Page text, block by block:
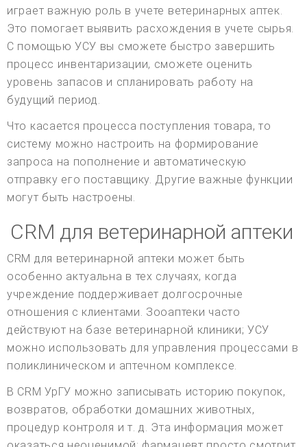
играет важную роль в учете ветеринарных аптек.
Это помогает выявить расхождения в учете сырья.
С помощью УСУ вы сможете быстро завершить
процесс инвентаризации, сможете оценить
уровень запасов и спланировать работу на
будущий период.
Что касается процесса поступления товара, то
систему можно настроить на формирование
запроса на пополнение и автоматическую
отправку его поставщику. Другие важные функции
могут быть настроены.
CRM для ветеринарной аптеки
CRM для ветеринарной аптеки может быть
особенно актуальна в тех случаях, когда
учреждение поддерживает долгосрочные
отношения с клиентами. Зооаптеки часто
действуют на базе ветеринарной клиники; УСУ
можно использовать для управления процессами в
поликлиническом и аптечном комплексе.
В CRM УрГУ можно записывать историю покупок,
возвратов, обработки домашних животных,
процедур контроля и т. д. Эта информация может